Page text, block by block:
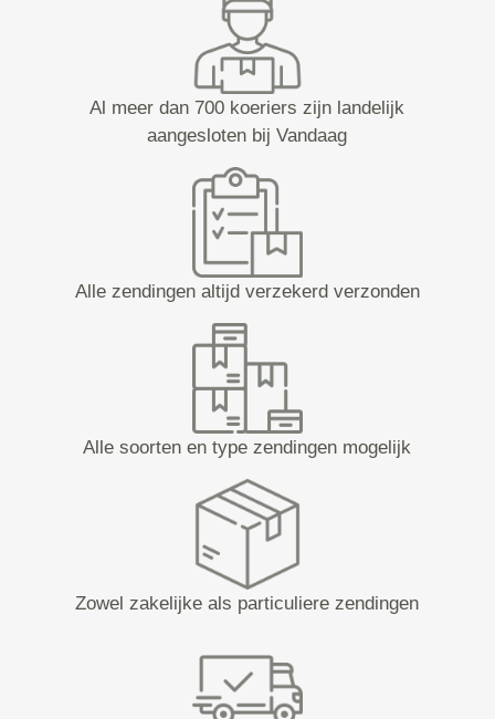
Al meer dan 700 koeriers zijn landelijk
aangesloten bij Vandaag
Alle zendingen altijd verzekerd verzonden
Alle soorten en type zendingen mogelijk
Zowel zakelijke als particuliere zendingen